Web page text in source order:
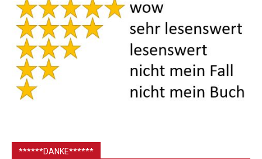
******DANKE******